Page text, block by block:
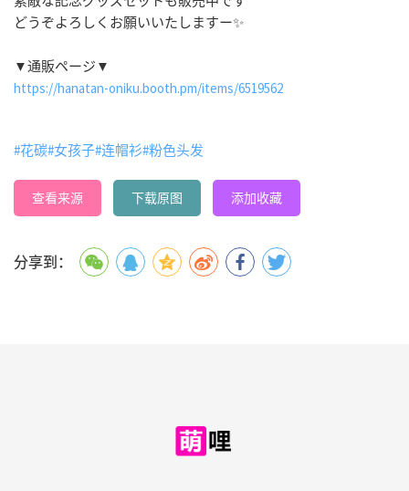
どうぞよろしくお願いいたしますー✨
▼通販ページ▼
https://hanatan-oniku.booth.pm/items/6519562
#花碳#女孩子#连帽衫#粉色头发
查看来源 下载原图 添加收藏
分享到：